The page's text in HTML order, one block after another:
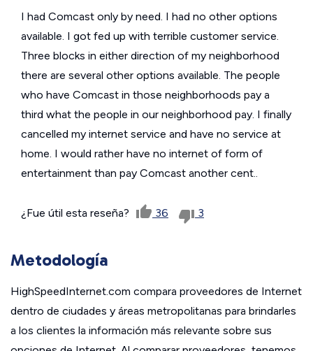
I had Comcast only by need. I had no other options
available. I got fed up with terrible customer service.
Three blocks in either direction of my neighborhood
there are several other options available. The people
who have Comcast in those neighborhoods pay a
third what the people in our neighborhood pay. I finally
cancelled my internet service and have no service at
home. I would rather have no internet of form of
entertainment than pay Comcast another cent..
¿Fue útil esta reseña? 36 3
Metodología
HighSpeedInternet.com compara proveedores de Internet
dentro de ciudades y áreas metropolitanas para brindarles
a los clientes la información más relevante sobre sus